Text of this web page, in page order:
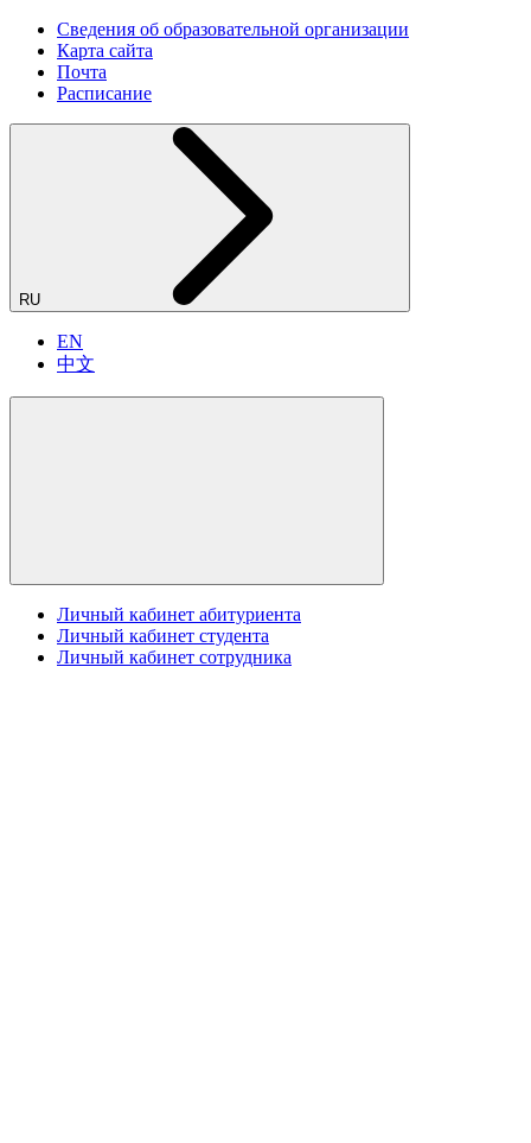
Сведения об образовательной организации
Карта сайта
Почта
Расписание
RU
EN
中文
Личный кабинет абитуриента
Личный кабинет студента
Личный кабинет сотрудника